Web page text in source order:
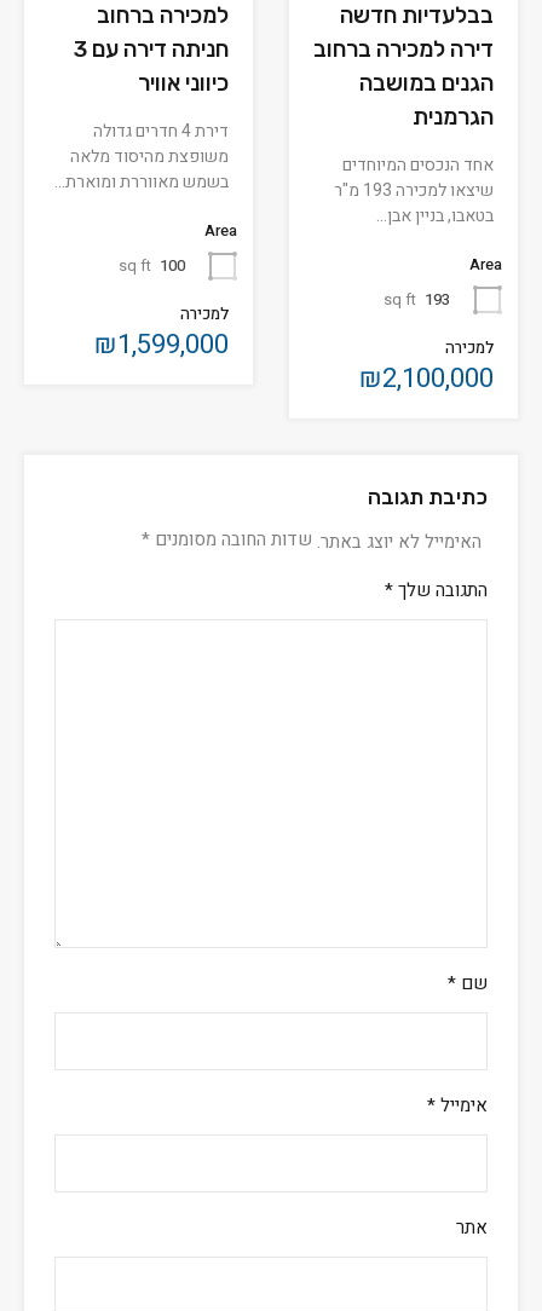
בבלעדיות חדשה
דירה למכירה ברחוב
הגנים במושבה
הגרמנית
אחד הנכסים המיוחדים
שיצאו למכירה 193 מ"ר
בטאבו, בניין אבן…
Area
193
sq ft
למכירה
₪2,100,000
למכירה ברחוב
חניתה דירה עם 3
כיווני אוויר
דירת 4 חדרים גדולה
משופצת מהיסוד מלאה
בשמש מאווררת ומוארת…
Area
100
sq ft
למכירה
₪1,599,000
כתיבת תגובה
האימייל לא יוצג באתר. שדות החובה מסומנים *
התגובה שלך*
שם *
אימייל*
אתר